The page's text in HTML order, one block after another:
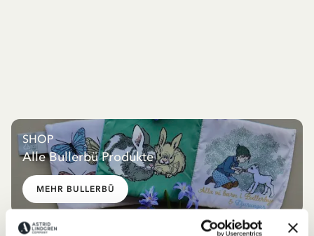
SHOP
Alle Bullerbü Produkte
MEHR BULLERBÜ
NEU NEU